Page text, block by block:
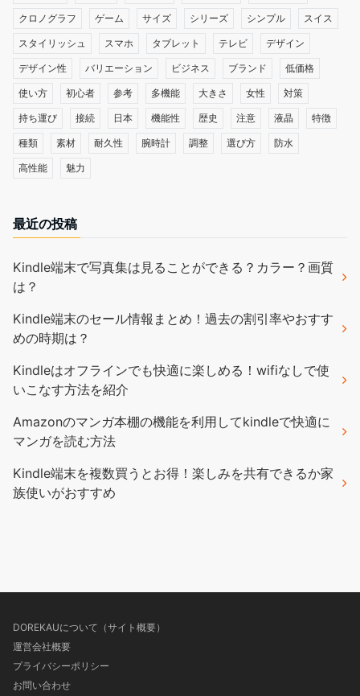
クロノグラフ ゲーム サイズ シリーズ シンプル スイス
スタイリッシュ スマホ タブレット テレビ デザイン
デザイン性 バリエーション ビジネス ブランド 低価格
使い方 初心者 参考 多機能 大きさ 女性 対策
持ち運び 接続 日本 機能性 歴史 注意 液晶 特徴
種類 素材 耐久性 腕時計 調整 選び方 防水
高性能 魅力
最近の投稿
Kindle端末で写真集は見ることができる？カラー？画質
は？
Kindle端末のセール情報まとめ！過去の割引率やおすす
めの時期は？
Kindleはオフラインでも快適に楽しめる！wifiなしで使
いこなす方法を紹介
Amazonのマンガ本棚の機能を利用してkindleで快適に
マンガを読む方法
Kindle端末を複数買うとお得！楽しみを共有できるか家
族使いがおすすめ
DOREKAUについて（サイト概要）
運営会社概要
プライバシーポリシー
お問い合わせ